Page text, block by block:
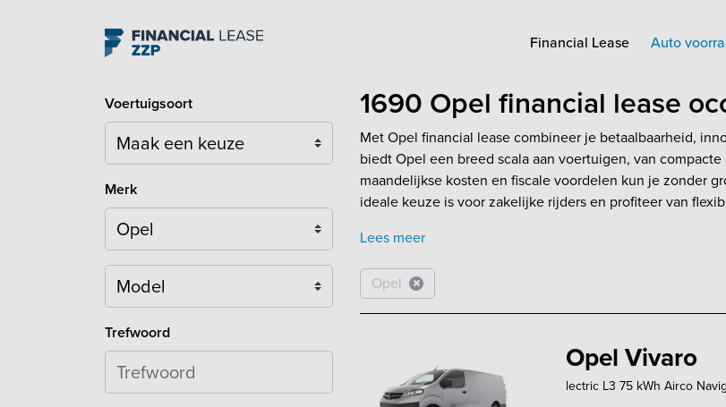
Navigation Financial Lease Auto
Voertuigsoort
Merk
Model
Trefwoord
1690 Opel financial lease
Met Opel financial lease combineer je betaalbaarheid,
biedt Opel een breed scala aan voertuigen, van
maandelijkse kosten en fiscale voordelen kun je zonder
ideale keuze is voor zakelijke rijders en profiteer van
Lees meer
Opel
Opel Vivaro
lectric L3 75 kWh Airco